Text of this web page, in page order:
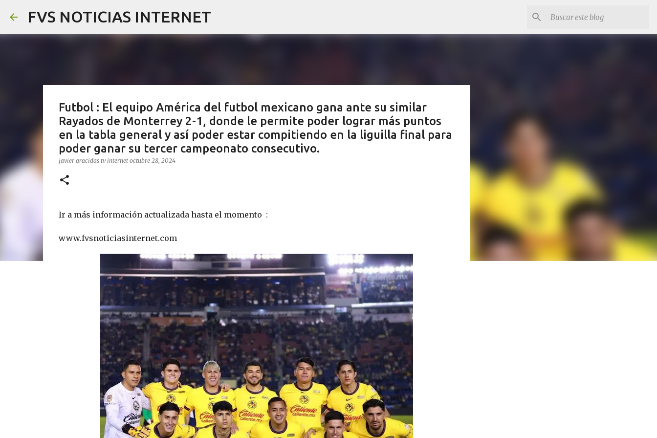
FVS NOTICIAS INTERNET
Futbol : El equipo América del futbol mexicano gana ante su similar
Rayados de Monterrey 2-1, donde le permite poder lograr más puntos
en la tabla general y así poder estar compitiendo en la liguilla final para
poder ganar su tercer campeonato consecutivo.
javier gracidas tv internet octubre 28, 2024
Ir a más información actualizada hasta el momento :
www.fvsnoticiasinternet.com